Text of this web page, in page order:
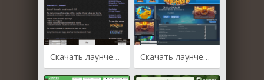
Скачать лаунчер Team Extreme Launcher Скачать лаунчер VoidLauncher